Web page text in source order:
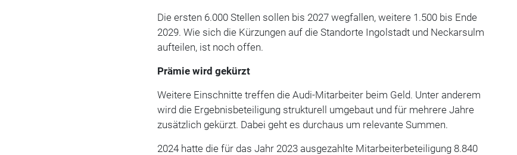
Die ersten 6.000 Stellen sollen bis 2027 wegfallen, weitere 1.500 bis Ende
2029. Wie sich die Kürzungen auf die Standorte Ingolstadt und Neckarsulm
aufteilen, ist noch offen.
Prämie wird gekürzt
Weitere Einschnitte treffen die Audi-Mitarbeiter beim Geld. Unter anderem
wird die Ergebnisbeteiligung strukturell umgebaut und für mehrere Jahre
zusätzlich gekürzt. Dabei geht es durchaus um relevante Summen.
2024 hatte die für das Jahr 2023 ausgezahlte Mitarbeiterbeteiligung 8.840